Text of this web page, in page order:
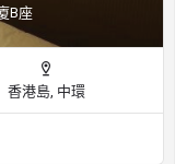
B座
香港島, 中環